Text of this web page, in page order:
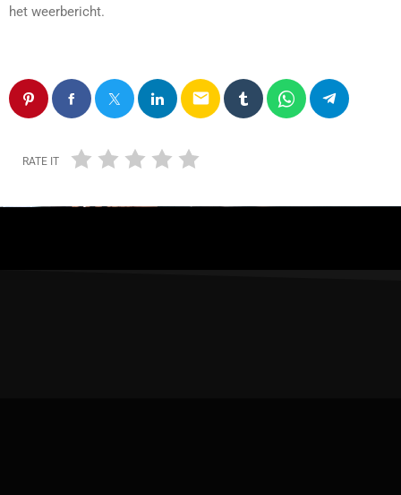
het weerbericht.
email
RATE IT